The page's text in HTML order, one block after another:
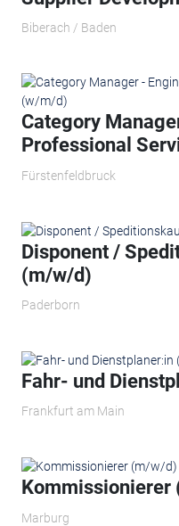
Biberach / Baden
Category
Professional
Fürstenfeldbruck
Disponent /
(m/w/d)
Paderborn
Fahr- und
Frankfurt am Main
Kommissionierer
Marburg